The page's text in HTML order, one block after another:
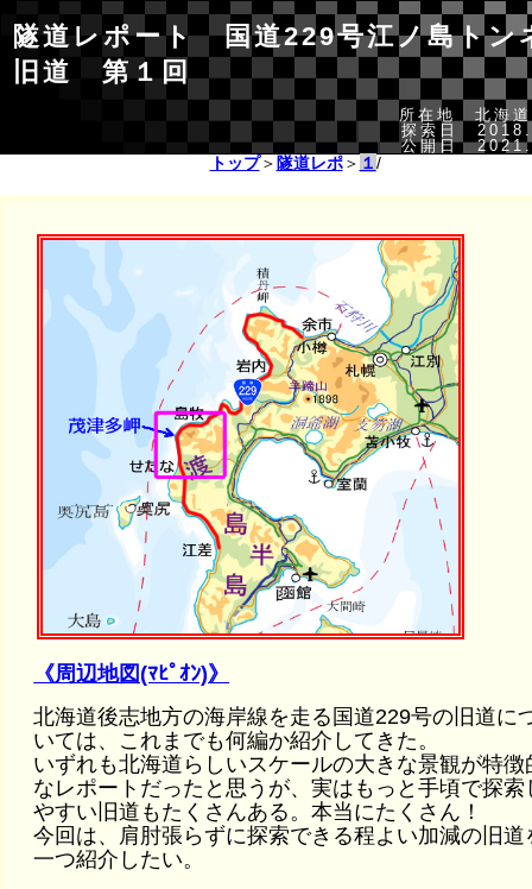
隧道レポート 国道229号江ノ島トン
旧道 第１回
所在地 北海道
探索日
公開日
トップ＞ 隧道レポ＞ １/
《周辺地図(ﾏﾋﾟｵﾝ)》
北海道後志地方の海岸線を走る国道229号の旧道に
いては、これまでも何編か紹介してきた。
いずれも北海道らしいスケールの大きな景観が特徴
なレポートだったと思うが、実はもっと手頃で探索
やすい旧道もたくさんある。本当にたくさん！
今回は、肩肘張らずに探索できる程よい加減の旧道
一つ紹介したい。